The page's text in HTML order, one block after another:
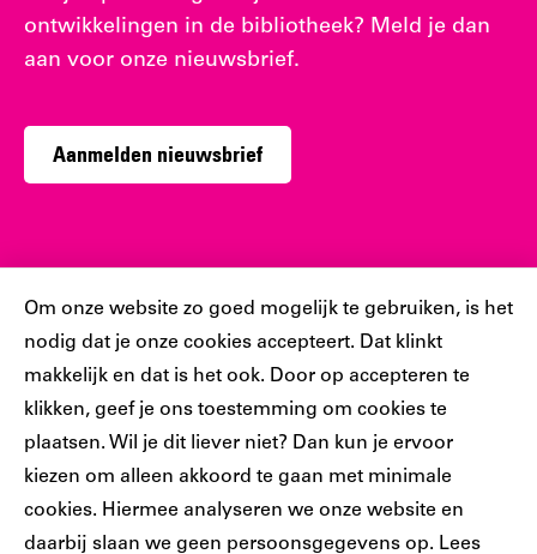
Cookiebar
Om onze website zo goed mogelijk te gebruiken, is het
nodig dat je onze cookies accepteert. Dat klinkt
makkelijk en dat is het ook. Door op accepteren te
klikken, geef je ons toestemming om cookies te
plaatsen. Wil je dit liever niet? Dan kun je ervoor
kiezen om alleen akkoord te gaan met minimale
cookies. Hiermee analyseren we onze website en
daarbij slaan we geen persoonsgegevens op. Lees
ontwikkelingen in de bibliotheek? Meld je dan
aan voor onze nieuwsbrief.
Aanmelden nieuwsbrief
Sociaal
Volg jij ons al?
Ons
account
Ons
account
Ons
Instagram
account
Ons
account
Ons
account